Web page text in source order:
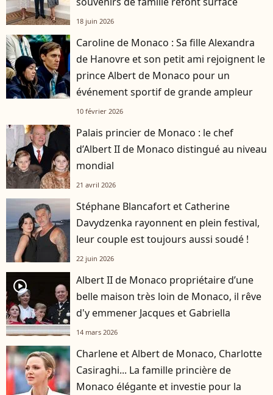
18 juin 2026
Caroline de Monaco : Sa fille Alexandra
de Hanovre et son petit ami rejoignent le
prince Albert de Monaco pour un
événement sportif de grande ampleur
10 février 2026
Palais princier de Monaco : le chef
d’Albert II de Monaco distingué au niveau
mondial
21 avril 2026
Stéphane Blancafort et Catherine
Davydzenka rayonnent en plein festival,
leur couple est toujours aussi soudé !
22 juin 2026
player2
Albert II de Monaco propriétaire d’une
belle maison très loin de Monaco, il rêve
d'y emmener Jacques et Gabriella
14 mars 2026
Charlene et Albert de Monaco, Charlotte
Casiraghi... La famille princière de
Monaco élégante et investie pour la